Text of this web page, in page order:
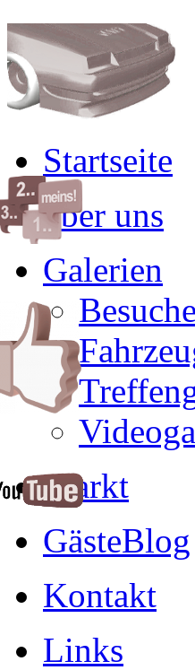
Startseite
über uns
Galerien
Markt
GästeBlog
Kontakt
Links